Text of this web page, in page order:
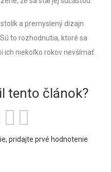
a premyslený dizajn
to rozhodnutia, ktoré sa
ich niekoľko rokov nevšímať.
tento článok?
pridajte prvé hodnotenie